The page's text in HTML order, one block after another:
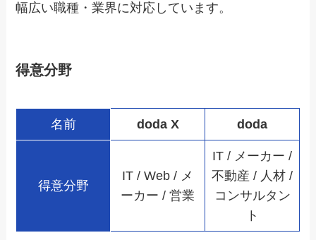
幅広い職種・業界に対応しています。
得意分野
名前 doda X doda
得意分野
IT / Web / メ
ーカー / 営業
IT / メーカー /
不動産 / 人材 /
コンサルタン
ト